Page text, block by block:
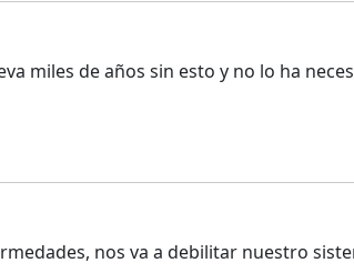
miles de años sin esto y no lo ha
nos va a debilitar nuestro